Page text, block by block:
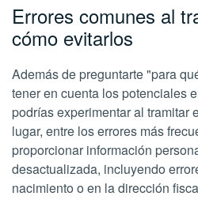
Errores comunes al
cómo evitarlos
Además de preguntarte "para
tener en cuenta los potenciales
podrías experimentar al tramitar
lugar, entre los errores más
proporcionar información
desactualizada, incluyendo
nacimiento o en la dirección